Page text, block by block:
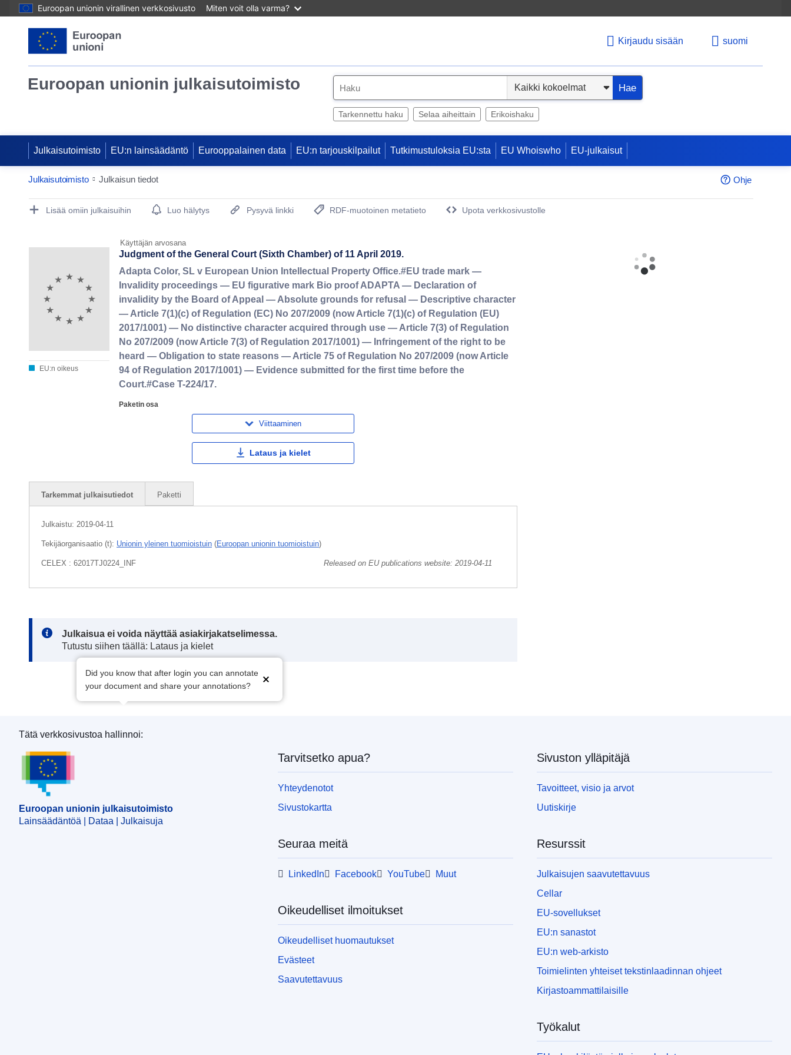
Euroopan unionin virallinen verkkosivusto Miten voit olla varma?
Kirjaudu sisään suomi
Euroopan unionin julkaisutoimisto
e
Hae
Tarkennettu haku Selaa aiheittain Erikoishaku
Julkaisutoimisto EU:n lainsäädäntö Eurooppalainen data EU:n tarjouskilpailut Tutkimustuloksia EU:sta EU Whoiswho EU-julkaisut
Julkaisutoimisto Julkaisun tiedot Ohje
Publication Detail Actions Portlet
Lisää omiin julkaisuihin Luo hälytys Pysyvä linkki
RDF-muotoinen metatieto
Upota verkkosivustolle
Käyttäjän arvosana
EU:n oikeus
Judgment of the General Court (Sixth Chamber) of 11 April 2019.
Adapta Color, SL v European Union Intellectual Property Office.#EU trade mark —
Invalidity proceedings — EU figurative mark Bio proof ADAPTA — Declaration of
invalidity by the Board of Appeal — Absolute grounds for refusal — Descriptive character
— Article 7(1)(c) of Regulation (EC) No 207/2009 (now Article 7(1)(c) of Regulation (EU)
2017/1001) — No distinctive character acquired through use — Article 7(3) of Regulation
No 207/2009 (now Article 7(3) of Regulation 2017/1001) — Infringement of the right to be
heard — Obligation to state reasons — Article 75 of Regulation No 207/2009 (now Article
94 of Regulation 2017/1001) — Evidence submitted for the first time before the
Court.#Case T-224/17.
Paketin osa
Viittaaminen
Lataus ja kielet
Tarkemmat julkaisutiedot Paketti
Julkaistu: 2019-04-11
Tekijäorganisaatio (t): Unionin yleinen tuomioistuin (Euroopan unionin tuomioistuin)
CELEX : 62017TJ0224_INF Released on EU publications website: 2019-04-11
Note:
Julkaisua ei voida näyttää asiakirjakatselimessa.
Tutustu siihen täällä: Lataus ja kielet
Did you know that after login you can annotate
your document and share your annotations?
Euroopan unionin julkaisutoimisto
Tätä verkkosivustoa hallinnoi:
Euroopan unionin julkaisutoimisto
Lainsäädäntöä | Dataa | Julkaisuja
Tarvitsetko apua?
Yhteydenotot
Sivustokartta
Seuraa meitä
LinkedIn Facebook YouTube Muut
Oikeudelliset ilmoitukset
Oikeudelliset huomautukset
Evästeet
Saavutettavuus
Sivuston ylläpitäjä
Tavoitteet, visio ja arvot
Uutiskirje
Resurssit
Julkaisujen saavutettavuus
Cellar
EU-sovellukset
EU:n sanastot
EU:n web-arkisto
Toimielinten yhteiset tekstinlaadinnan ohjeet
Kirjastoammattilaisille
Työkalut